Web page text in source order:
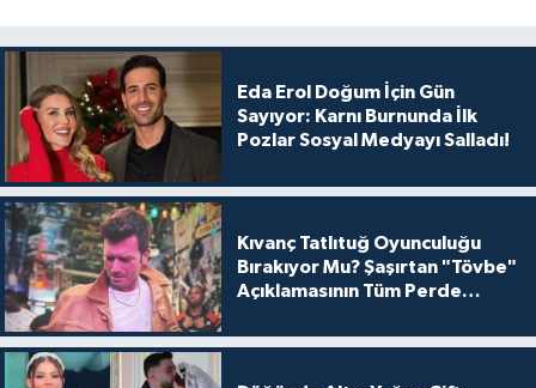
Eda Erol Doğum İçin Gün
Sayıyor: Karnı Burnunda İlk
Pozlar Sosyal Medyayı Salladı!
Kıvanç Tatlıtuğ Oyunculuğu
Bırakıyor Mu? Şaşırtan "Tövbe"
Açıklamasının Tüm Perde